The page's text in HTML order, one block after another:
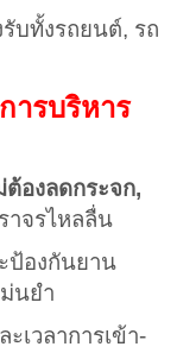
รับทั้งรถยนต์, รถ
ารบริหาร
ต้องลดกระจก,
าจรไหลลื่น
ป้องกันยาน
นยำ
เวลาการเข้า-